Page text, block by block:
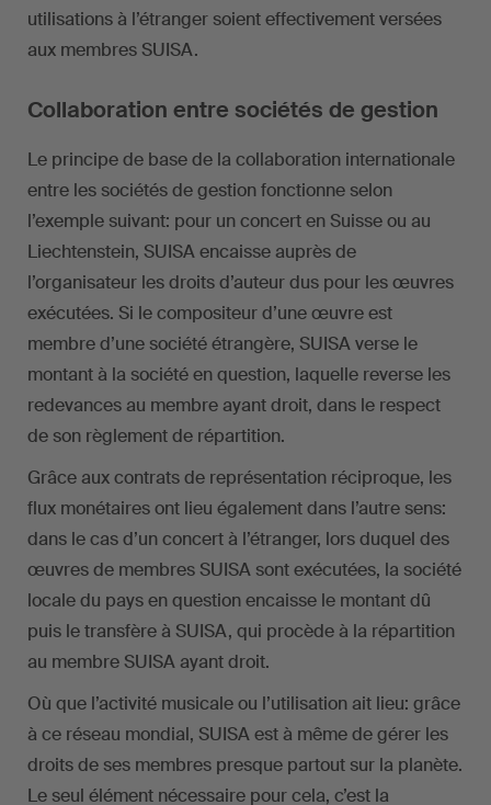
utilisations à l’étranger soient effectivement versées
aux membres SUISA.
Collaboration entre sociétés de gestion
Le principe de base de la collaboration internationale
entre les sociétés de gestion fonctionne selon
l’exemple suivant: pour un concert en Suisse ou au
Liechtenstein, SUISA encaisse auprès de
l’organisateur les droits d’auteur dus pour les œuvres
exécutées. Si le compositeur d’une œuvre est
membre d’une société étrangère, SUISA verse le
montant à la société en question, laquelle reverse les
redevances au membre ayant droit, dans le respect
de son règlement de répartition.
Grâce aux contrats de représentation réciproque, les
flux monétaires ont lieu également dans l’autre sens:
dans le cas d’un concert à l’étranger, lors duquel des
œuvres de membres SUISA sont exécutées, la société
locale du pays en question encaisse le montant dû
puis le transfère à SUISA, qui procède à la répartition
au membre SUISA ayant droit.
Où que l’activité musicale ou l’utilisation ait lieu: grâce
à ce réseau mondial, SUISA est à même de gérer les
droits de ses membres presque partout sur la planète.
Le seul élément nécessaire pour cela, c’est la